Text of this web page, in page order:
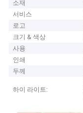
소재
서비스
로고
크기 & 색상
사용
인쇄
두께
하이 라이트: